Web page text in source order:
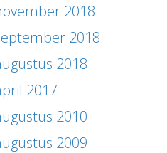
2018
2018
2018
2017
2010
2009